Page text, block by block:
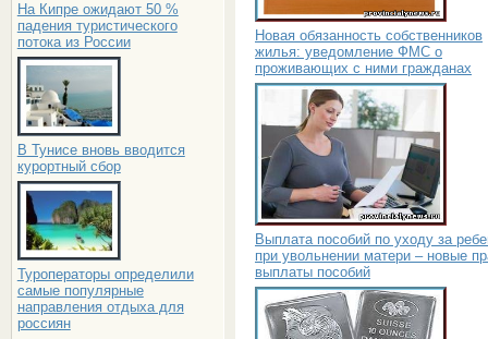
На Кипре ожидают 50 %
падения туристического
потока из России
В Тунисе вновь вводится
курортный сбор
Туроператоры определили
самые популярные
направления отдыха для
россиян
Новая обязанность собственников
жилья: уведомление ФМС о
проживающих с ними гражданах
Выплата пособий по уходу за
при увольнении матери – новые
выплаты пособий